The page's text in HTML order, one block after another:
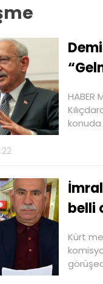
HABER
belli
Kürt